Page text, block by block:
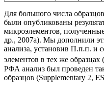
Для большого числа
были опубликованы
микроэлементов,
др., 2007а). Мы дополнили
анализа, установив П.п.п. и
элементов в тех же образцах
РФА анализ был проведен
образцов (Supplementary 2,